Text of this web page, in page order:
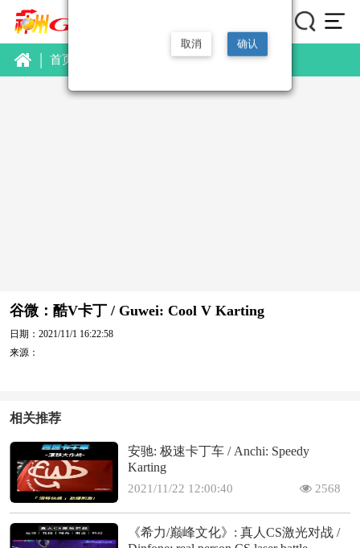
| 首页 新品视频 详情
谷微：酷V卡丁 / Guwei: Cool V Karting
日期：2021/11/1 16:22:58
来源：
相关推荐
安驰: 极速卡丁车 / Anchi: Speedy
Karting
2021/11/22 12:00:40 2568
《希力/巅峰文化》: 真人CS激光对战 /
取消 确认